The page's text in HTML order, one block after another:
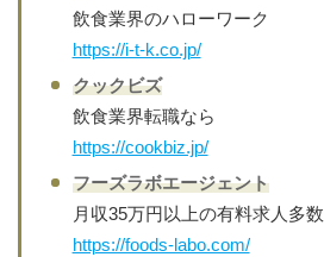
飲食業界のハローワーク
https://i-t-k.co.jp/
クックビズ
飲食業界転職なら
https://cookbiz.jp/
フーズラボエージェント
月収35万円以上の有料求人多数
https://foods-labo.com/